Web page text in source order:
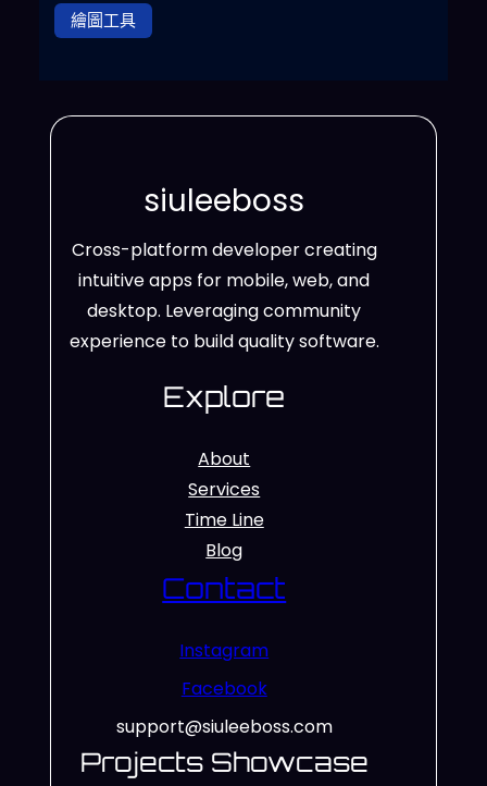
繪圖工具
siuleeboss
Cross-platform developer creating
intuitive apps for mobile, web, and
desktop. Leveraging community
experience to build quality software.
Explore
About
Services
Time Line
Blog
Contact
Instagram
Facebook
support@siuleeboss.com
Projects Showcase